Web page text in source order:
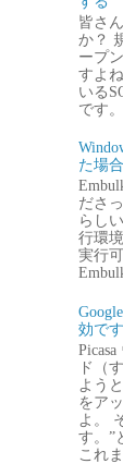
皆さ
か？
ープ
すよ
いる
です
た場
ださ
らし
行環
実行
効で
ド（
よう
をア
よ。
す。”
これ